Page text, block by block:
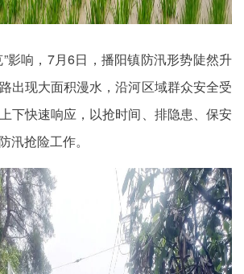
”影响，7月6日，播阳镇防汛形势陡然升
出现大面积漫水，沿河区域群众安全受
下快速响应，以抢时间、排隐患、保安
汛抢险工作。